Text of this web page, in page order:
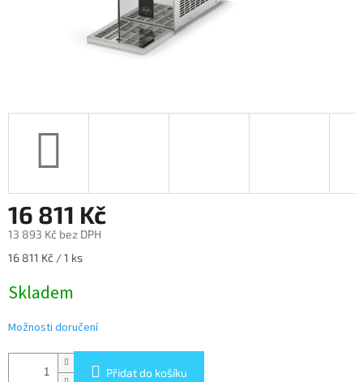
16 811 Kč
13 893 Kč bez DPH
Měrná
16 811 Kč / 1 ks
Skladem
Možnosti doručení
Přidat do košíku